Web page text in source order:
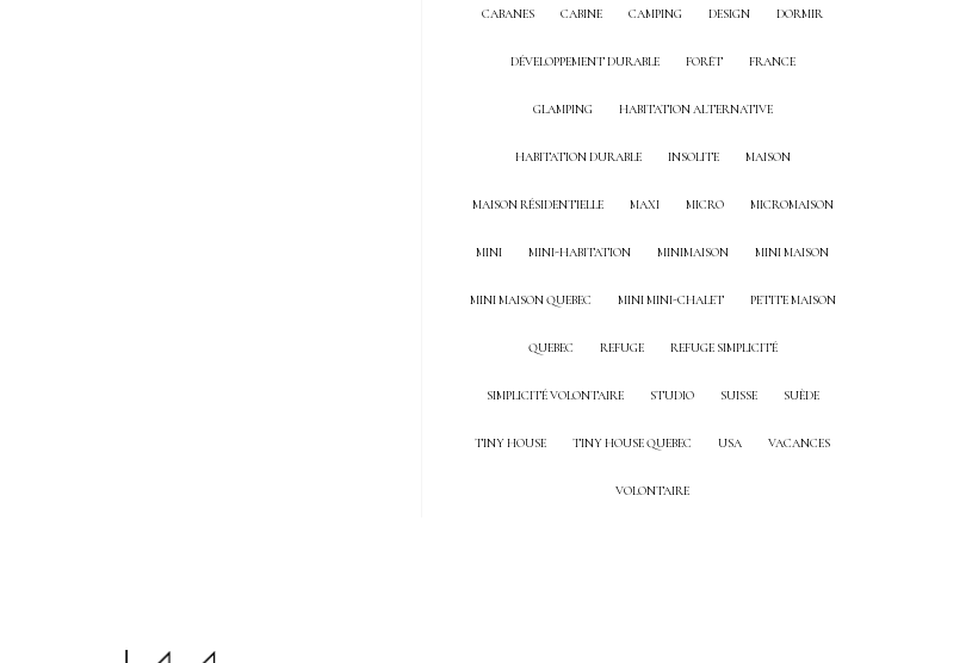
CABANES CABINE CAMPING DESIGN DORMIR
DÉVELOPPEMENT DURABLE FORÊT FRANCE
GLAMPING HABITATION ALTERNATIVE
HABITATION DURABLE INSOLITE MAISON
MAISON RÉSIDENTIELLE MAXI MICRO MICROMAISON
MINI MINI-HABITATION MINIMAISON MINI MAISON
MINI MAISON QUEBEC MINI MINI-CHALET PETITE MAISON
QUEBEC REFUGE REFUGE SIMPLICITÉ
SIMPLICITÉ VOLONTAIRE STUDIO SUISSE SUÈDE
TINY HOUSE TINY HOUSE QUEBEC USA VACANCES
VOLONTAIRE